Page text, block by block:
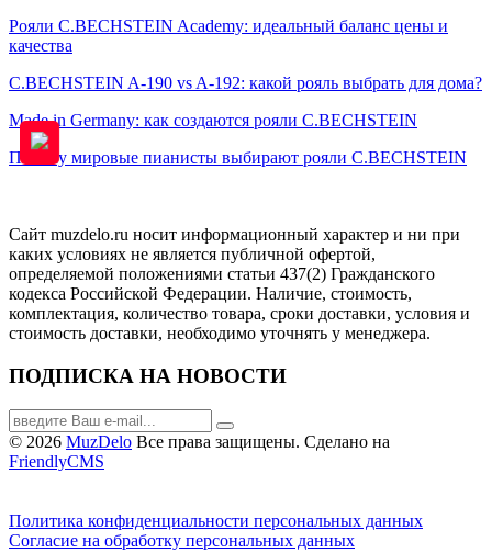
Рояли C.BECHSTEIN Academy: идеальный баланс цены и
качества
C.BECHSTEIN A-190 vs A-192: какой рояль выбрать для дома?
Made in Germany: как создаются рояли C.BECHSTEIN
Почему мировые пианисты выбирают рояли C.BECHSTEIN
Сайт muzdelo.ru носит информационный характер и ни при
каких условиях не является публичной офертой,
определяемой положениями статьи 437(2) Гражданского
кодекса Российской Федерации. Наличие, стоимость,
комплектация, количество товара, сроки доставки, условия и
стоимость доставки, необходимо уточнять у менеджера.
ПОДПИСКА НА НОВОСТИ
© 2026 MuzDelo Все права защищены. Сделано на
FriendlyCMS
Политика конфиденциальности персональных данных
Согласие на обработку персональных данных